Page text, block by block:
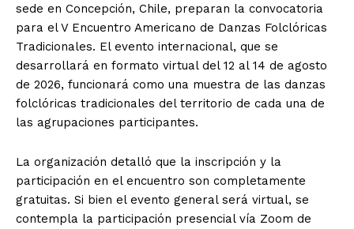
sede en Concepción, Chile, preparan la convocatoria
para el V Encuentro Americano de Danzas Folclóricas
Tradicionales. El evento internacional, que se
desarrollará en formato virtual del 12 al 14 de agosto
de 2026, funcionará como una muestra de las danzas
folclóricas tradicionales del territorio de cada una de
las agrupaciones participantes.
La organización detalló que la inscripción y la
participación en el encuentro son completamente
gratuitas. Si bien el evento general será virtual, se
contempla la participación presencial vía Zoom de